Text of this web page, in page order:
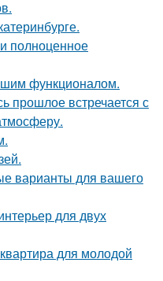
полноценное
функционалом.
прошлое встречается с
варианты для вашего
для двух
для молодой